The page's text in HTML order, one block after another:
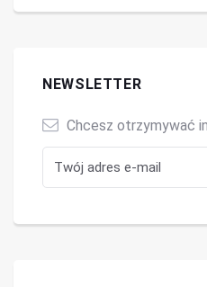
NEWSLETTER
Chcesz otrzymywać